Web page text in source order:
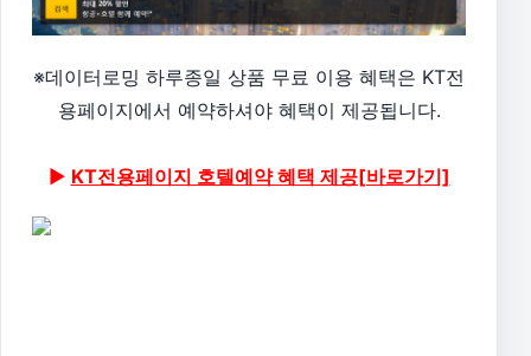
※데이터로밍 하루종일 상품 무료 이용 혜택은 KT전
용페이지에서 예약하셔야 혜택이 제공됩니다.
▶ KT전용페이지 호텔예약 혜택 제공[바로가기]